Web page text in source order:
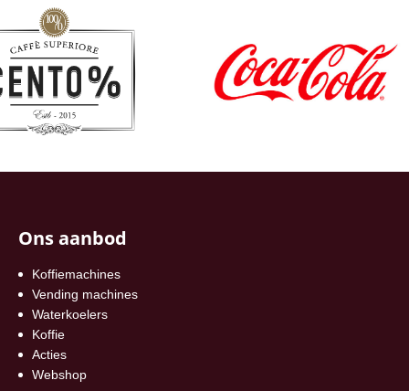
Ons aanbod
Koffiemachines
Vending machines
Waterkoelers
Koffie
Acties
Webshop